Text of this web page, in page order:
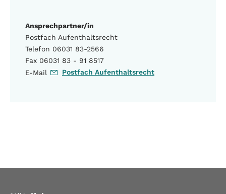
Ansprechpartner/in
Postfach Aufenthaltsrecht
Telefon 06031 83-2566
Fax 06031 83 - 91 8517
E-Mail
Postfach Aufenthaltsrecht